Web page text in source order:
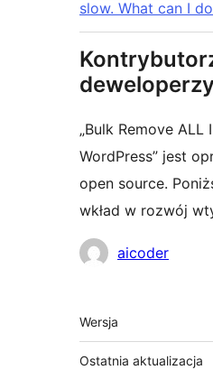
slow. What can I
deweloperzy
„Bulk Remove ALL
WordPress” jest
open source.
wkład w rozwój
Zaangażowani
aicoder
Meta
Wersja
Ostatnia aktualizacja